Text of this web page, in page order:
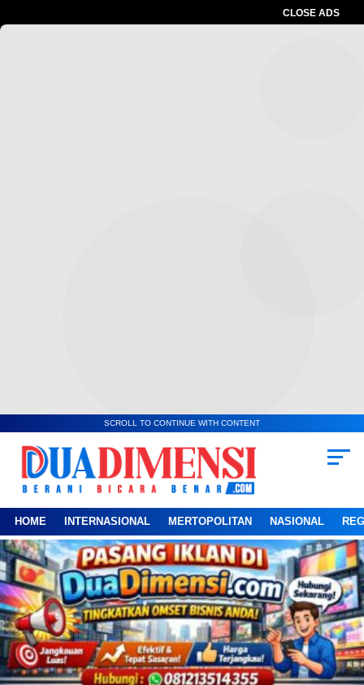
CLOSE ADS
SCROLL TO CONTINUE WITH CONTENT
HOME INTERNASIONAL MERTOPOLITAN NASIONAL